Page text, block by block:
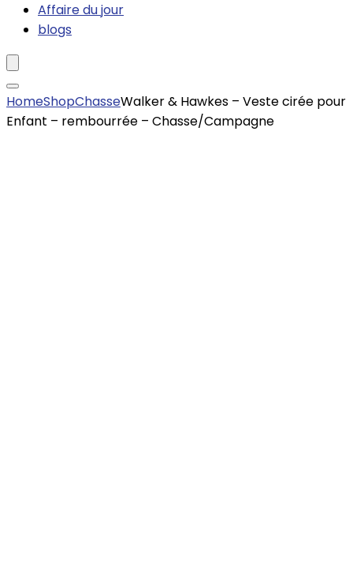
Affaire du jour
blogs
HomeShopChasseWalker & Hawkes – Veste cirée pour
Enfant – rembourrée – Chasse/Campagne